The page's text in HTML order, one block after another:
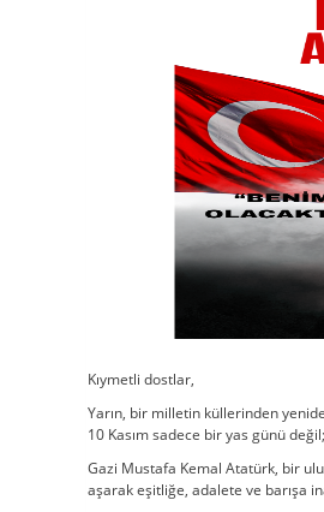
Kıymetli dostlar,
Yarın, bir milletin küllerinden
10 Kasım sadece bir yas günü
Gazi Mustafa Kemal Atatürk, bir
aşarak eşitliğe, adalete ve barışa